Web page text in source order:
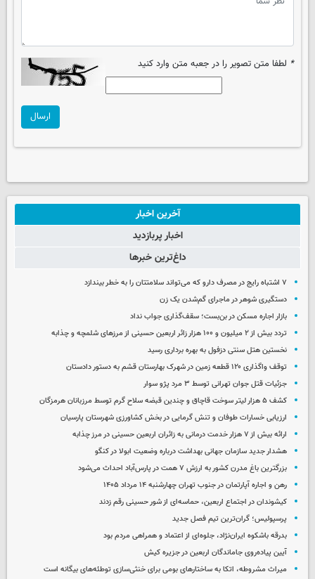
* لطفا متن تصویر را در جعبه متن وارد کنید
ارسال
آخرین اخبار
اخبار پربازدید
داغ‌ترین خبرها
۷ اشتباه رایج در مصرف دارو که می‌تواند سلامتتان را به خطر بیندازد
دستگیری شوهر در ماجرای گم‌شدن یک زن
بازار اجاره مسکن در بن‌بست؛ سقف‌گذاری جواب نداد
تردد بیش از ۲ میلیون و ۱۰۰ هزار زائر اربعین حسینی از مرزهای شلمچه و چذابه
نخستین هتل سنتی دزفول به بهره برداری رسید
توقف واگذاری ۱۲۰ قطعه زمین در شهرک بهارستان قشم به دستور دادستان
جزئیات قتل جوان تهرانی توسط ۳ مرد پژو سوار
کشف ۵ هزار لیتر سوخت قاچاق و چندین قبضه سلاح گرم توسط مرزبانان هرمزگان
ارزیابی خسارات طوفان و تنش گرمایی در بخش کشاورزی شهرستان پارسیان
ارائه بیش از ۷ هزار خدمت درمانی به زائران اربعین حسینی در مرز چذابه
هشدار جدید سازمان جهانی بهداشت درباره وضعیت ابولا در کنگو
بزرگترین باغ مدرن کشور به ارزش ۷ همت در پارس‌آباد احداث می‌شود
رهن و اجاره آپارتمان در جنوب تهران چهارشنبه ۱۴ مرداد ۱۴۰۵
کیشوندان در اجتماع اربعین، حماسه‌ای از شور حسینی رقم زدند
پرسپولیس؛ گران‌ترین تیم فصل جدید
بدرقه باشکوه ایران‌نژاد، جلوه‌ای از اعتماد و همراهی مردم بود
آیین پیاده‌روی جاماندگان اربعین در جزیره کیش
میراث مشروطه، اتکا به ساختارهای بومی برای خنثی‌سازی توطئه‌های بیگانه است